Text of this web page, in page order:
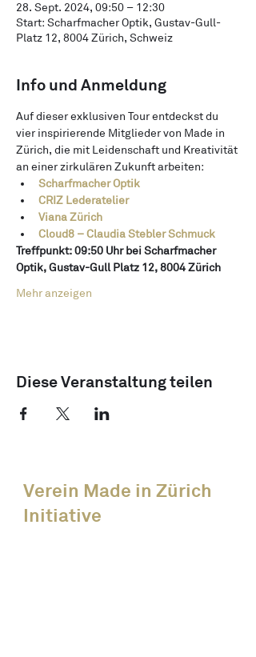
28. Sept. 2024, 09:50 – 12:30
Start: Scharfmacher Optik, Gustav-Gull-
Platz 12, 8004 Zürich, Schweiz
Info und Anmeldung
Auf dieser exklusiven Tour entdeckst du
vier inspirierende Mitglieder von Made in
Zürich, die mit Leidenschaft und Kreativität
an einer zirkulären Zukunft arbeiten:
Scharfmacher Optik
CRIZ Lederatelier
Viana Zürich
Cloud8 – Claudia Stebler Schmuck
Treffpunkt: 09:50 Uhr bei Scharfmacher
Optik, Gustav-Gull Platz 12, 8004 Zürich
Mehr anzeigen
Diese Veranstaltung teilen
Verein Made in Zürich
Initiative